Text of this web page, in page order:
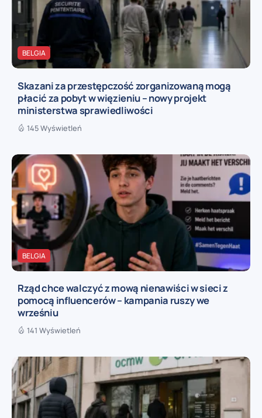
BELGIA
Skazani za przestępczość zorganizowaną mogą
płacić za pobyt w więzieniu – nowy projekt
ministerstwa sprawiedliwości
145 Wyświetleń
BELGIA
Rząd chce walczyć z mową nienawiści w sieci z
pomocą influencerów – kampania ruszy we
wrześniu
141 Wyświetleń